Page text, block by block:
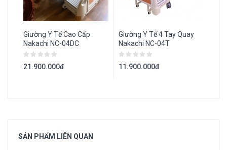
Giường Y Tế Cao Cấp
Nakachi NC-04DC
21.900.000đ
Giường Y Tế 4 Tay Quay
Nakachi NC-04T
11.900.000đ
SẢN PHẨM LIÊN QUAN